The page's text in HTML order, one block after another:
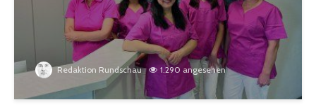
Redaktion Rundschau 1.290 angesehen